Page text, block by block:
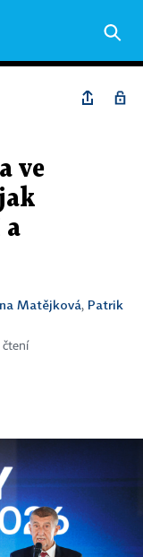
ve
a
Matějková, Patrik
čtení